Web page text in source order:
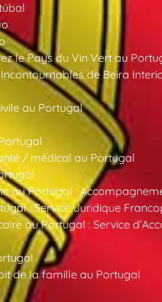
le Pays du Vin Vert au
de Beira
au Portugal
/ médical au Portugal
au Portugal :
: Service Juridique
au Portugal : Service
de la famille au Portugal